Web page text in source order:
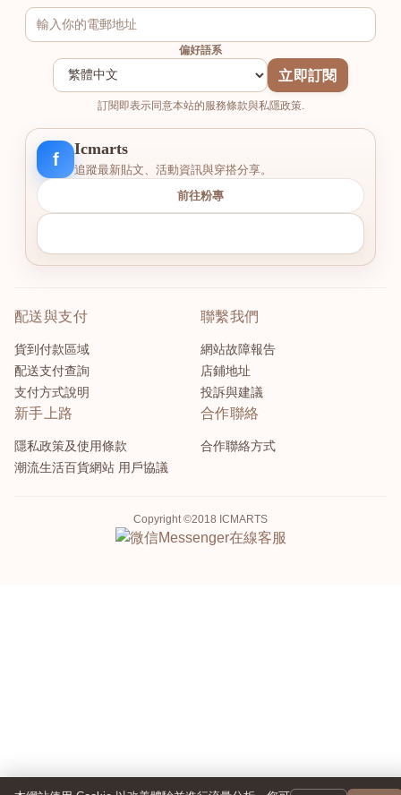
偏好語系
立即訂閱
訂閱即表示同意本站的服務條款與私隱政策.
f
Icmarts
追蹤最新貼文、活動資訊與穿搭分享。
前往粉專
配送與支付
貨到付款區域
配送支付查詢
支付方式說明
聯繫我們
網站故障報告
店鋪地址
投訴與建議
新手上路
隱私政策及使用條款
潮流生活百貨網站 用戶協議
合作聯絡
合作聯絡方式
Copyright ©2018 ICMARTS
Messenger在線客服